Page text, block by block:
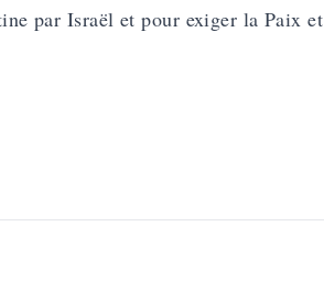
par Israël et pour exiger la Paix et